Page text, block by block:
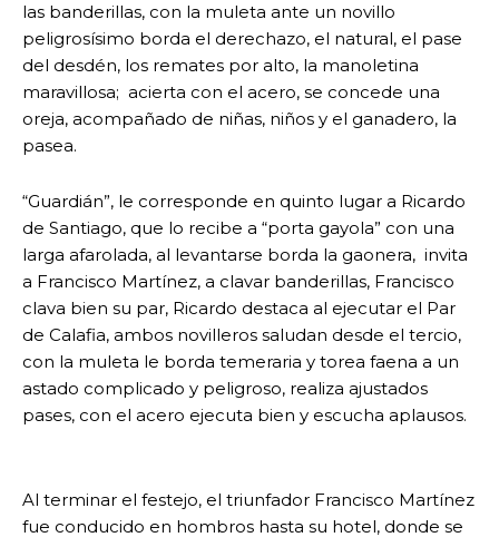
las banderillas, con la muleta ante un novillo
peligrosísimo borda el derechazo, el natural, el pase
del desdén, los remates por alto, la manoletina
maravillosa; acierta con el acero, se concede una
oreja, acompañado de niñas, niños y el ganadero, la
pasea.
“Guardián”, le corresponde en quinto lugar a Ricardo
de Santiago, que lo recibe a “porta gayola” con una
larga afarolada, al levantarse borda la gaonera, invita
a Francisco Martínez, a clavar banderillas, Francisco
clava bien su par, Ricardo destaca al ejecutar el Par
de Calafia, ambos novilleros saludan desde el tercio,
con la muleta le borda temeraria y torea faena a un
astado complicado y peligroso, realiza ajustados
pases, con el acero ejecuta bien y escucha aplausos.
Al terminar el festejo, el triunfador Francisco Martínez
fue conducido en hombros hasta su hotel, donde se